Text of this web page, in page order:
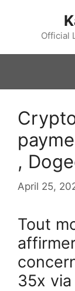
Official
,
April 25,
Tout
35x